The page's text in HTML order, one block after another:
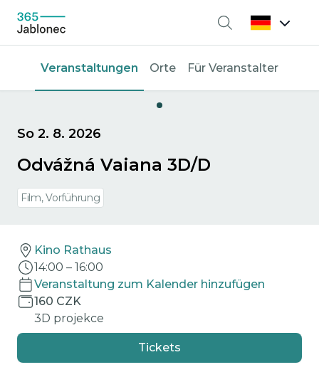
Suche
Veranstaltungen Orte Für Veranstalter
So 2. 8. 2026
Odvážná Vaiana 3D/D
Film, Vorführung
Kino Rathaus
14:00 – 16:00
Veranstaltung zum Kalender hinzufügen
160 CZK
3D projekce
Tickets